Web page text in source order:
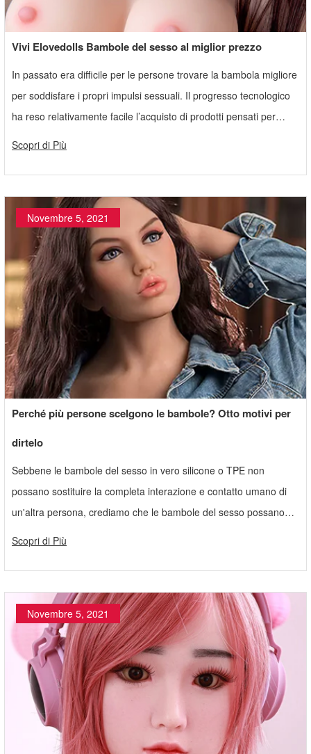
Vivi Elovedolls Bambole del sesso al miglior prezzo
In passato era difficile per le persone trovare la bambola migliore
per soddisfare i propri impulsi sessuali. Il progresso tecnologico
ha reso relativamente facile l’acquisto di prodotti pensati per
Scopri di Più
Perché più persone scelgono le bambole? Otto motivi per
dirtelo
Sebbene le bambole del sesso in vero silicone o TPE non
possano sostituire la completa interazione e contatto umano di
un'altra persona, crediamo che le bambole del sesso possano
Scopri di Più
Novembre 5, 2021
Novembre 5, 2021